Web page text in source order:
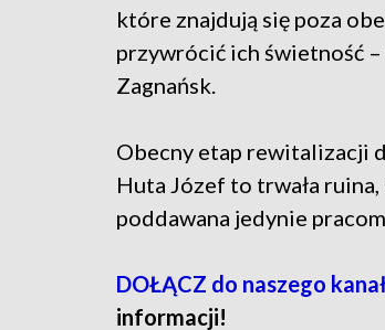
które znajdują się poza
przywrócić ich świetność –
Zagnańsk.
Obecny etap rewitalizacji
Huta Józef to trwała
poddawana jedynie
DOŁĄCZ do naszego
informacji!